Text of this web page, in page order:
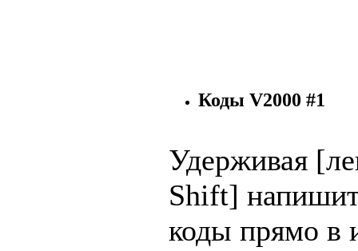
Коды V2000 #1
Удерживая
Shift]
коды прямо в